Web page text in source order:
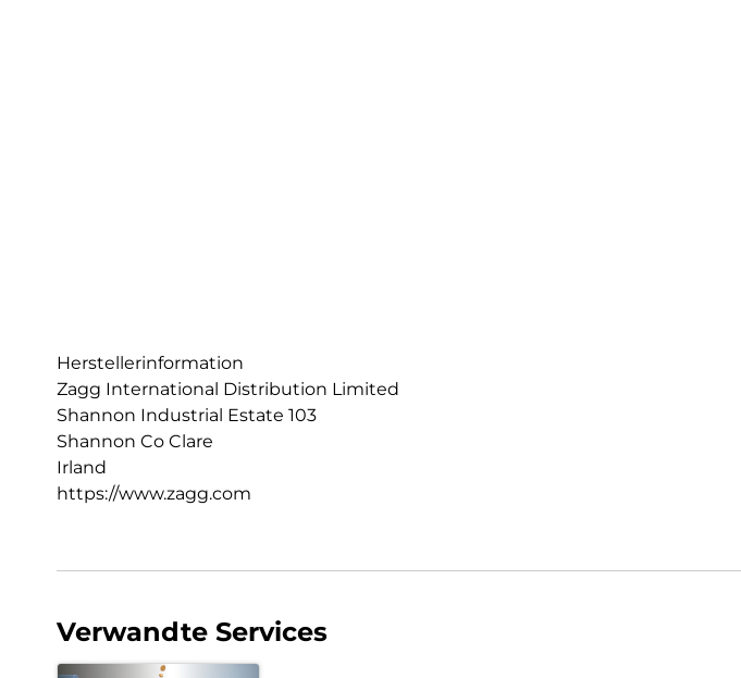
Herstellerinformation
Zagg International Distribution Limited
Shannon Industrial Estate 103
Shannon Co Clare
Irland
https://www.zagg.com
Verwandte Services